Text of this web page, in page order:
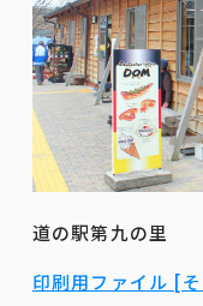
道の駅第九の里
印刷用ファイル [